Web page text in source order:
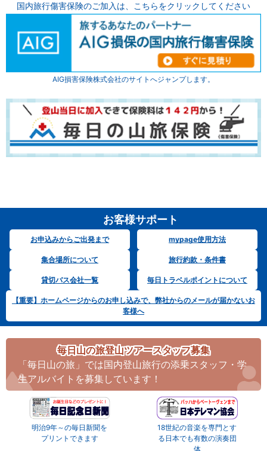
国内旅行傷害保険のご加入は、 こちらをクリックしてください
AIG損害保険株式会社のサイトへジャンプします。
お客様サポート
お申込みからご出発まで mypage使用方法
集合場所について 旅行約款・条件書
貸切バス会社一覧 毎日トラベルポイントについて
【重要】ホームページからのお申し込みで、弊社からのメールが届かないお
客様へ
毎日山の旅登山ツアースタッフ募集
「毎日山の旅」では国内登山旅行の添乗スタッフ・学
生アルバイトを募集しています！
明治9年～の毎日新聞を
プリントできます
18世紀の音楽を専門とす
る日本でも有数の演奏団
体